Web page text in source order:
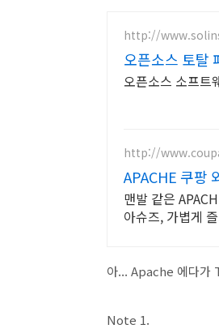
http://
오픈소스 토탈
오픈소스 소프트
http://
APACHE 쿠팡
맨발 같은
아슈즈, 가볍게
아... Apache 에다가
Note 1.